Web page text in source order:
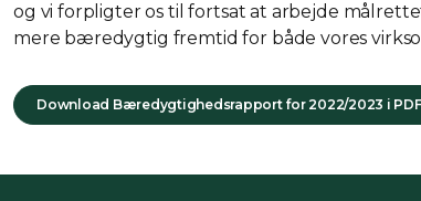
og vi forpligter os til fortsat at arbejde
mere bæredygtig fremtid for både vores
Download Bæredygtighedsrapport for 2022/2023 i PDF